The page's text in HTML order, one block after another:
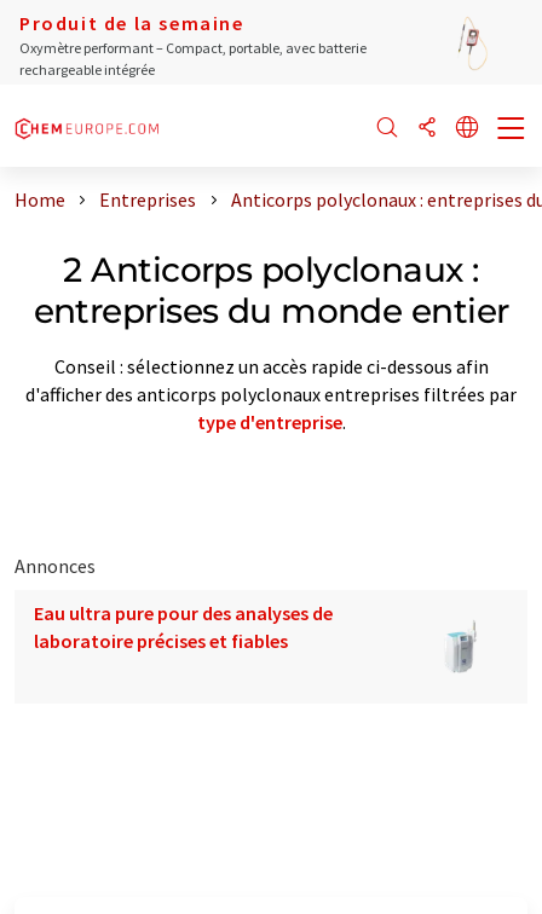
Produit de la semaine
Oxymètre performant – Compact, portable, avec batterie
rechargeable intégrée
Home Entreprises Anticorps polyclonaux : entreprises
2 Anticorps polyclonaux :
entreprises du monde entier
Conseil : sélectionnez un accès rapide ci-dessous afin
d'afficher des anticorps polyclonaux entreprises filtrées par
type d'entreprise.
Annonces
Eau ultra pure pour des analyses de
laboratoire précises et fiables